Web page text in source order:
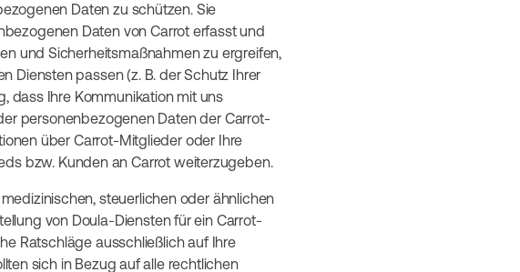
Daten zu schützen. Sie
Daten von Carrot erfasst und
und Sicherheitsmaßnahmen zu ergreifen,
Diensten passen (z. B. der Schutz Ihrer
dass Ihre Kommunikation mit uns
personenbezogenen Daten der Carrot-
über Carrot-Mitglieder oder Ihre
bzw. Kunden an Carrot weiterzugeben.
steuerlichen oder ähnlichen
von Doula-Diensten für ein Carrot-
Ratschläge ausschließlich auf Ihre
sich in Bezug auf alle rechtlichen